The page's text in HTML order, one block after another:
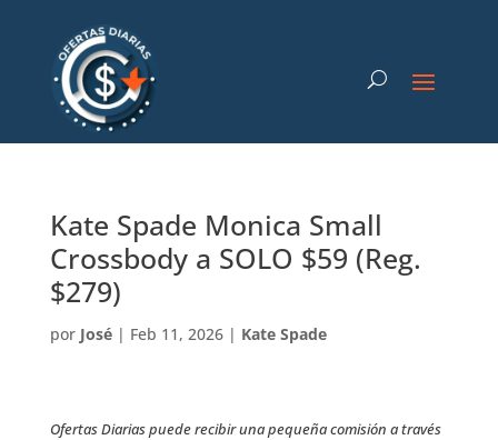
Kate Spade Monica Small
Crossbody a SOLO $59 (Reg.
$279)
por José| Feb 11, 2026| Kate Spade
Ofertas Diarias puede recibir una pequeña comisión a través